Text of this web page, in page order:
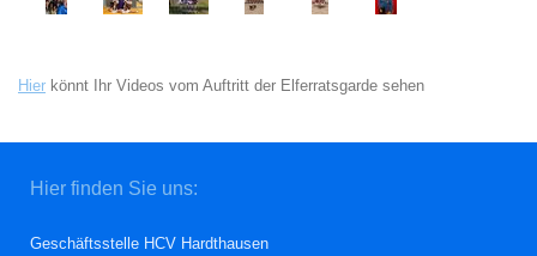
Hier könnt Ihr Videos vom Auftritt der Elferratsgarde sehen
Hier finden Sie uns:
Geschäftsstelle HCV Hardthausen